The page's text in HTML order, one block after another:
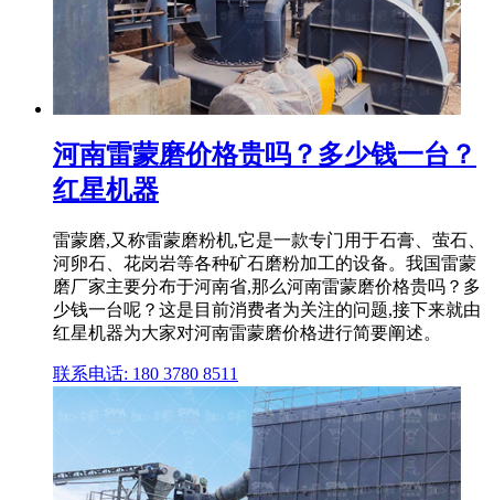
河南雷蒙磨价格贵吗？多少钱一台？
红星机器
雷蒙磨,又称雷蒙磨粉机,它是一款专门用于石膏、萤石、
河卵石、花岗岩等各种矿石磨粉加工的设备。我国雷蒙
磨厂家主要分布于河南省,那么河南雷蒙磨价格贵吗？多
少钱一台呢？这是目前消费者为关注的问题,接下来就由
红星机器为大家对河南雷蒙磨价格进行简要阐述。
联系电话: 180 3780 8511